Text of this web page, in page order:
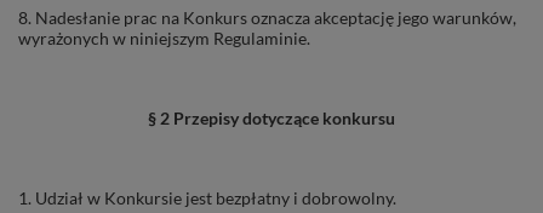
8. Nadesłanie prac na Konkurs oznacza akceptację jego warunków,
wyrażonych w niniejszym Regulaminie.
§ 2 Przepisy dotyczące konkursu
1. Udział w Konkursie jest bezpłatny i dobrowolny.